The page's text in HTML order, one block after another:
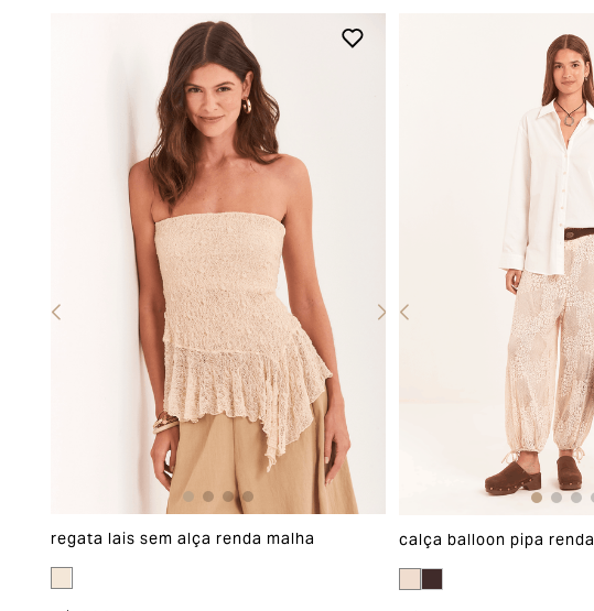
regata lais sem alça renda malha calça balloon pipa renda